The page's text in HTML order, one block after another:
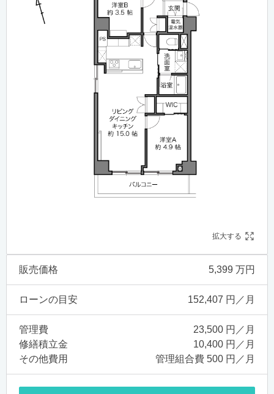
拡大する
販売価格 5,399 万円
ローンの目安 152,407 円／月
管理費
23,500 円／月
修繕積立金
10,400 円／月
その他費用
管理組合費 500 円／月